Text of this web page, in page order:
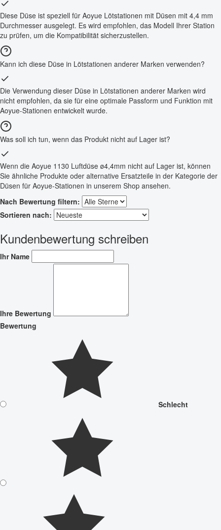
Diese Düse ist speziell für Aoyue Lötstationen mit Düsen mit 4,4 mm
Durchmesser ausgelegt. Es wird empfohlen, das Modell Ihrer Station
zu prüfen, um die Kompatibilität sicherzustellen.
Kann ich diese Düse in Lötstationen anderer Marken verwenden?
Die Verwendung dieser Düse in Lötstationen anderer Marken wird
nicht empfohlen, da sie für eine optimale Passform und Funktion mit
Aoyue-Stationen entwickelt wurde.
Was soll ich tun, wenn das Produkt nicht auf Lager ist?
Wenn die Aoyue 1130 Luftdüse ø4,4mm nicht auf Lager ist, können
Sie ähnliche Produkte oder alternative Ersatzteile in der Kategorie der
Düsen für Aoyue-Stationen in unserem Shop ansehen.
Nach Bewertung filtern:
Sortieren nach:
Kundenbewertung schreiben
Ihr Name
Ihre Bewertung
Bewertung
Schlecht